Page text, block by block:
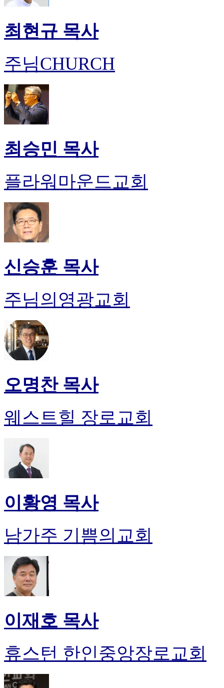
최현규 목사
주님CHURCH
최승민 목사
플라워마운드교회
신승훈 목사
주님의영광교회
오명찬 목사
웨스트힐 장로교회
이황영 목사
남가주 기쁨의교회
이재호 목사
휴스턴 한인중앙장로교회